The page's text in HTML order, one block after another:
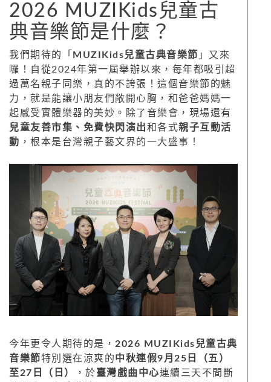
2026 MUZIKids兒童古
典音樂節是什麼？
我們期待的「 MUZIKids兒童古典音樂節 」又來
囉！自從2024年第一屆舉辦以來，每年都吸引超
過萬名親子同樂，真的不誇張！這個音樂節的魅
力，就是能讓小朋友們敞開心胸，和爸爸媽媽一
起感受實體樂器的美妙。除了音樂會，現場還有
兒童友善市集、免費快閃演出和各式親子互動活
動 ，根本是台灣親子藝文界的一大盛事！
今年更令人期待的是， 2026 MUZIKids兒童古典
音樂節特別選在涼爽的中秋連假9月25日（五）
至27日（日）
，於臺灣戲曲中心連續三天不間斷